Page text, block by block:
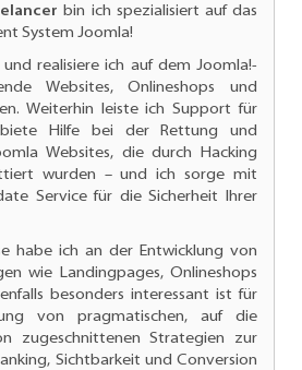
bin ich spezialisiert auf das
System Joomla!
realisiere ich auf dem Joomla!-
Websites, Onlineshops und
Weiterhin leiste ichSupport für
Hilfe bei der Rettung und
Websites, die durch Hacking
wurden – und ich sorge mit
Service für die Sicherheit Ihrer
habe ich an der Entwicklung von
wie Landingpages, Onlineshops
besonders interessant ist für
von pragmatischen, auf die
zugeschnittenen Strategien zur
, Sichtbarkeit und Conversion